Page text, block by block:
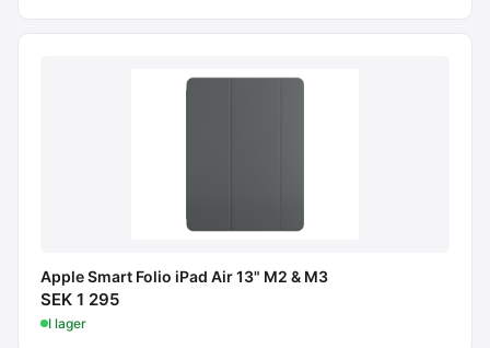
Apple Smart Folio iPad Air 13" M2 & M3
SEK 1 295
I lager